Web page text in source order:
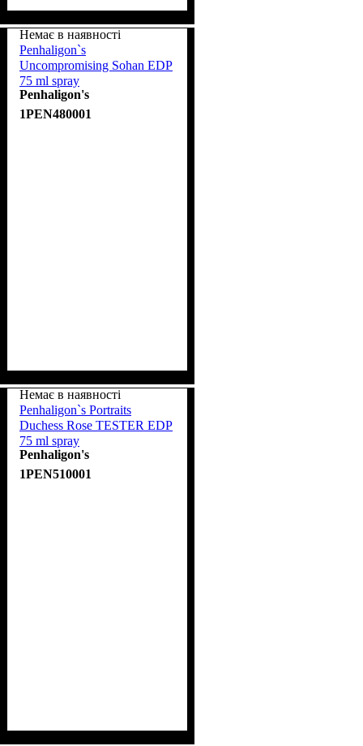
Немає в наявності
Penhaligon`s
Uncompromising Sohan EDP
75 ml spray
Penhaligon's
1PEN480001
Немає в наявності
Penhaligon`s Portraits
Duchess Rose TESTER EDP
75 ml spray
Penhaligon's
1PEN510001